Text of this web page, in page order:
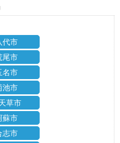
代市
尾市
名市
池市
草市
蘇市
志市